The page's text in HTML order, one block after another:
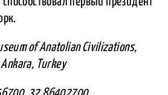
of Anatolian Civilizations,
Turkey